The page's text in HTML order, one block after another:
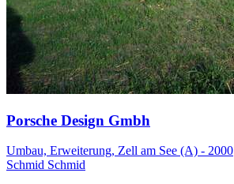
Porsche Design Gmbh
Umbau, Erweiterung, Zell am See (A) - 2000
Schmid Schmid